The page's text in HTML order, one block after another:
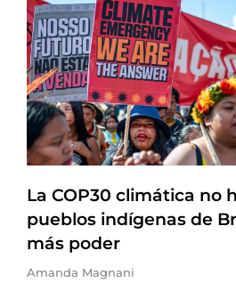
La COP30 climática no
pueblos indígenas de
más poder
Amanda Magnani